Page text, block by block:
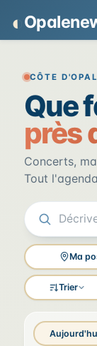
◐
CÔTE
Que
près
Concerts,
Tout
Ma
Trier